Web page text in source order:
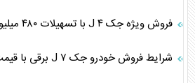
فروش ویژه جک J ۴ با تسهیلات ۴۸۰ میلیونی واسپاری کرمان موتور
شرایط فروش خودرو جک J ۷ برقی با قیمت جدید (فروردین ۱۴۰۴)